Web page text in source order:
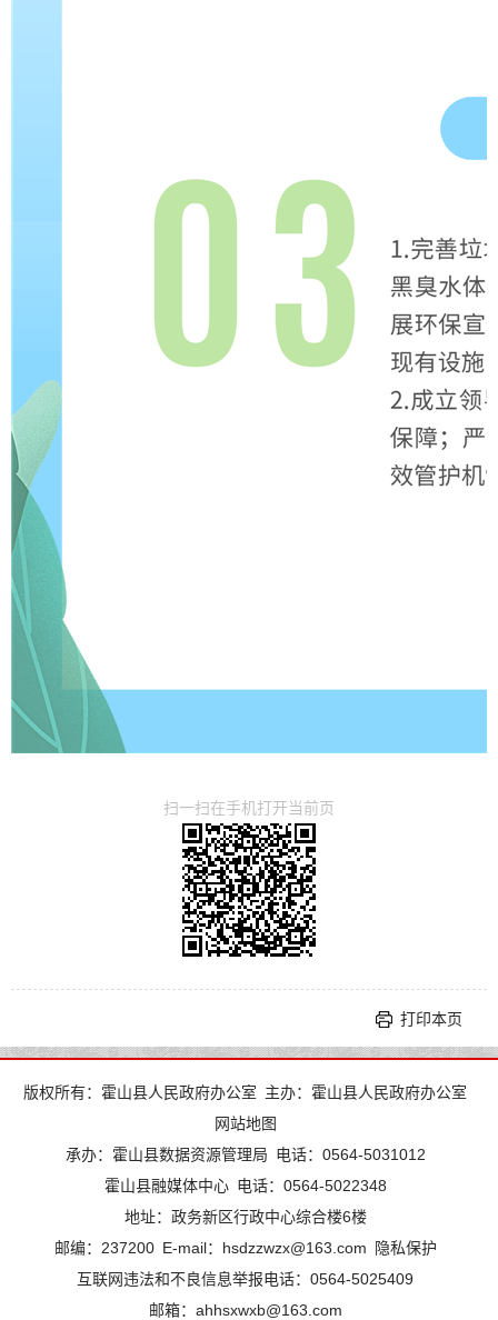
扫一扫在手机打开当前页
打印本页
版权所有：霍山县人民政府办公室 主办：霍山县人民政府办公室
网站地图
承办：霍山县数据资源管理局 电话：0564-5031012
霍山县融媒体中心 电话：0564-5022348
地址：政务新区行政中心综合楼6楼
邮编：237200 E-mail：hsdzzwzx@163.com
隐私保护
互联网违法和不良信息举报电话：0564-5025409
邮箱：ahhsxwxb@163.com